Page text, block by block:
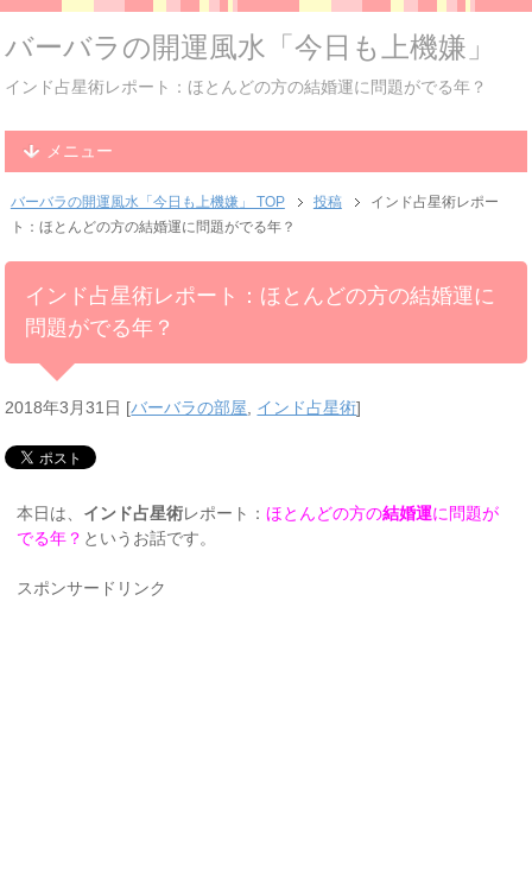
バーバラの開運風水「今日も上機嫌」
インド占星術レポート：ほとんどの方の結婚運に問題がでる年？
メニュー
バーバラの開運風水「今日も上機嫌」 TOP 投稿
インド占星術レポー
ト：ほとんどの方の結婚運に問題がでる年？
インド占星術レポート：ほとんどの方の結婚運に
問題がでる年？
2018年3月31日 [バーバラの部屋, インド占星術]
本日は、 インド占星術レポート：ほとんどの方の結婚運に問題が
でる年？ というお話です。
スポンサードリンク